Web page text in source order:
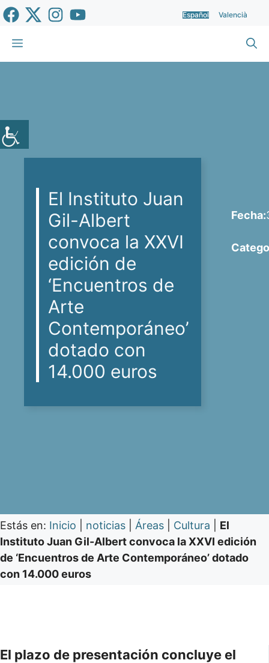
Saltar
al
contenido
Español Valencià
Menú
El Instituto Juan
Gil-Albert
convoca la XXVI
edición de
‘Encuentros de
Arte
Contemporáneo’
dotado con
14.000 euros
Fecha:
Estás en: Inicio noticias Áreas Cultura
El
Instituto Juan Gil-Albert convoca la XXVI edición
de ‘Encuentros de Arte Contemporáneo’ dotado
con 14.000 euros
El plazo de presentación concluye el